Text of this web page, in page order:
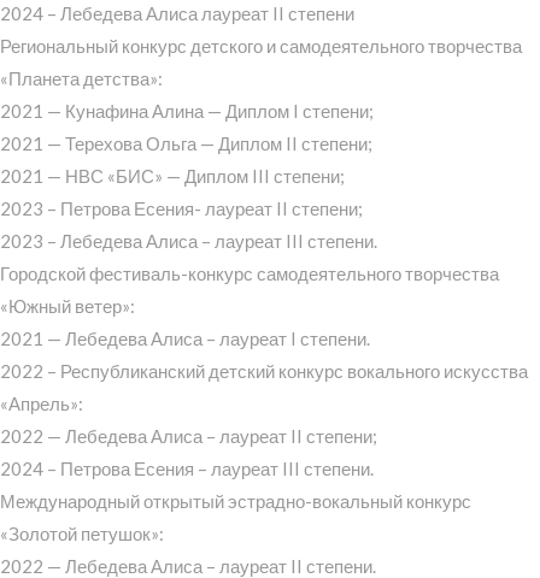
2024 – Лебедева Алиса лауреат II степени
Региональный конкурс детского и самодеятельного творчества
«Планета детства»:
2021 — Кунафина Алина — Диплом I степени;
2021 — Терехова Ольга — Диплом II степени;
2021 — НВС «БИС» — Диплом III степени;
2023 – Петрова Есения- лауреат II степени;
2023 – Лебедева Алиса – лауреат III степени.
Городской фестиваль-конкурс самодеятельного творчества
«Южный ветер»:
2021 — Лебедева Алиса – лауреат I степени.
2022 – Республиканский детский конкурс вокального искусства
«Апрель»:
2022 — Лебедева Алиса – лауреат II степени;
2024 – Петрова Есения – лауреат III степени.
Международный открытый эстрадно-вокальный конкурс
«Золотой петушок»:
2022 — Лебедева Алиса – лауреат II степени.